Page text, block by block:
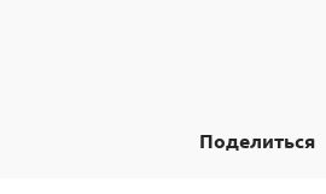
Поделиться